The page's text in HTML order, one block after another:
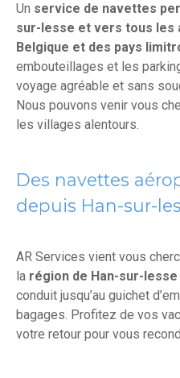
Un service de navettes
sur-lesse et vers tous les
Belgique et des pays
embouteillages et les
voyage agréable et sans
Nous pouvons venir vous
les villages alentours.
Des navettes
depuis Han-sur-
AR Services vient vous
la région de Han-sur-lesse
conduit jusqu’au guichet
bagages. Profitez de vos
votre retour pour vous